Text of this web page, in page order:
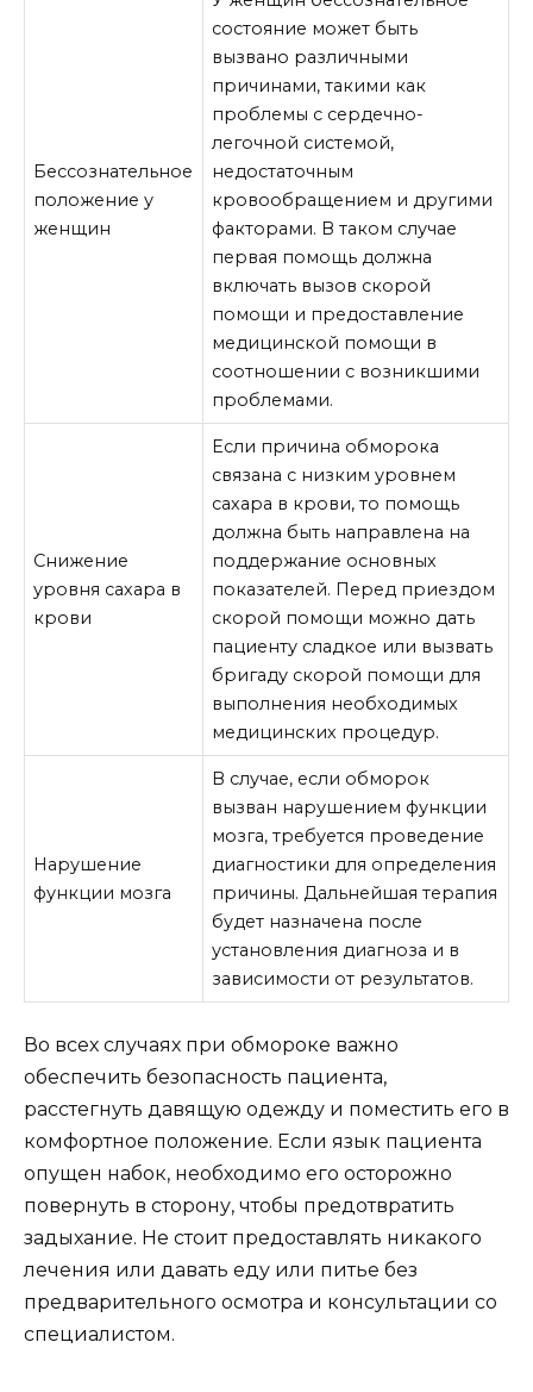
Бессознательное
положение у
женщин
состояние может быть
вызвано различными
причинами, такими как
проблемы с сердечно-
легочной системой,
недостаточным
кровообращением и другими
факторами. В таком случае
первая помощь должна
включать вызов скорой
помощи и предоставление
медицинской помощи в
соотношении с возникшими
проблемами.
Снижение
уровня сахара в
крови
Если причина обморока
связана с низким уровнем
сахара в крови, то помощь
должна быть направлена на
поддержание основных
показателей. Перед приездом
скорой помощи можно дать
пациенту сладкое или вызвать
бригаду скорой помощи для
выполнения необходимых
медицинских процедур.
Нарушение
функции мозга
В случае, если обморок
вызван нарушением функции
мозга, требуется проведение
диагностики для определения
причины. Дальнейшая терапия
будет назначена после
установления диагноза и в
зависимости от результатов.
Во всех случаях при обмороке важно
обеспечить безопасность пациента,
расстегнуть давящую одежду и поместить его в
комфортное положение. Если язык пациента
опущен набок, необходимо его осторожно
повернуть в сторону, чтобы предотвратить
задыхание. Не стоит предоставлять никакого
лечения или давать еду или питье без
предварительного осмотра и консультации со
специалистом.